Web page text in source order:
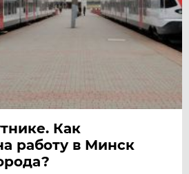
Как
работу в Минск